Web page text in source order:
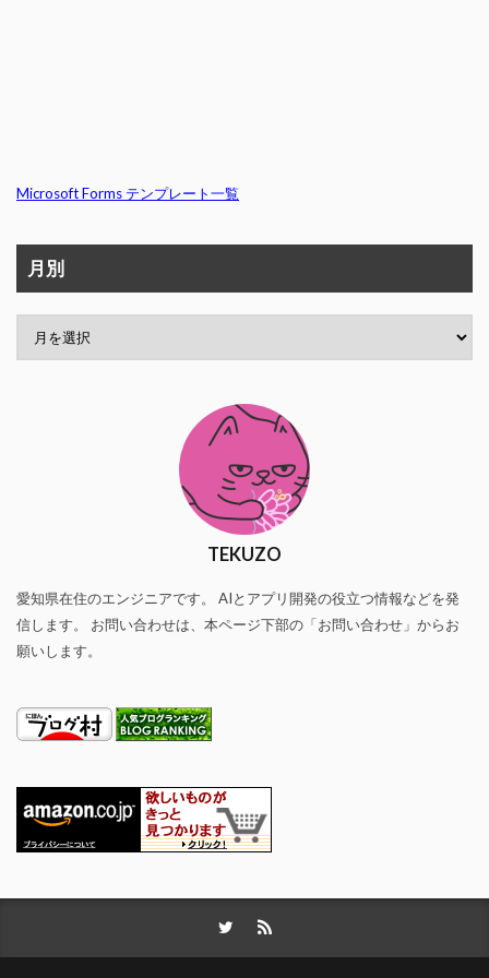
Microsoft Forms テンプレート一覧
月別
TEKUZO
愛知県在住のエンジニアです。 AIとアプリ開発の役立つ情報などを発
信します。 お問い合わせは、本ページ下部の「お問い合わせ」からお
願いします。